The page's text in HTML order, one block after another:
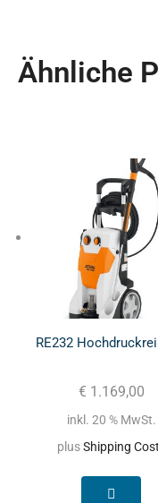
Ähnliche
RE232
€ 1.169,00
inkl. 20 % MwSt.
plusShipping